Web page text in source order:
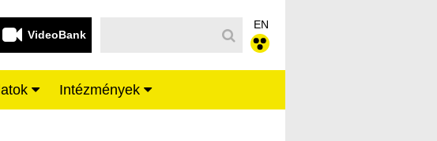
VideoBank
EN
Intézmények